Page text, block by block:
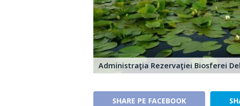
Administraţia Rezervaţiei Biosferei
SHARE PE FACEBOOK